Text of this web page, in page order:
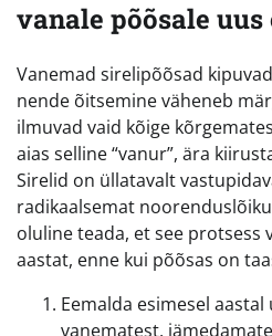
vanale põõsale uus
Vanemad sirelipõõsad
nende õitsemine väheneb
ilmuvad vaid kõige
aias selline “vanur”, ära
Sirelid on üllatavalt
radikaalsemat
oluline teada, et see protsess
aastat, enne kui põõsas on
Eemalda esimesel
vanematest,